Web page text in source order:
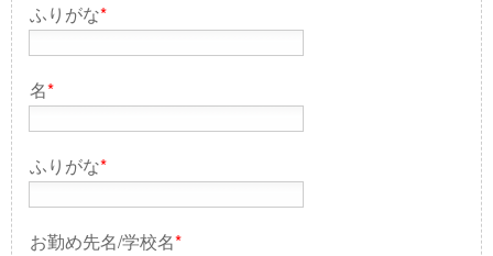
ふりがな*
名*
ふりがな*
お勤め先名/学校名*